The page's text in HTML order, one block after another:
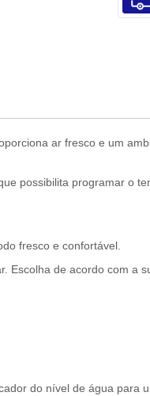
ar fresco e um
possibilita programar o
fresco e confortável.
Escolha de acordo com a
do nível de água para